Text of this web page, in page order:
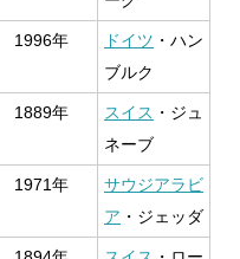
1996年 ドイツ ・ハン
ブルク
1889年 スイス ・ジュ
ネーブ
1971年
サウジアラビ
ア ・ジェッダ